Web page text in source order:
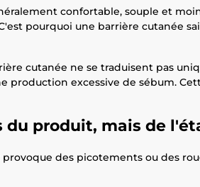
confortable, souple et
pourquoi une barrière cutanée
cutanée ne se traduisent pas
production excessive de sébum.
produit, mais de
des picotements ou des